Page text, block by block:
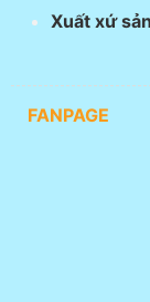
Xuất xứ
FANPAGE